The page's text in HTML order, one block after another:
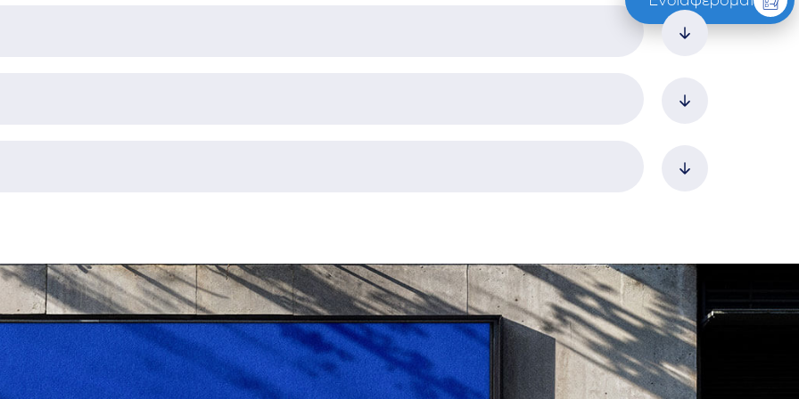
της Έρευνας 10
Διδασκαλίας στην Ειδική και Ενιαία Εκπαίδευση 10
ECTS
Διατριβή Α Μέρος 10
ECTS
Α 10